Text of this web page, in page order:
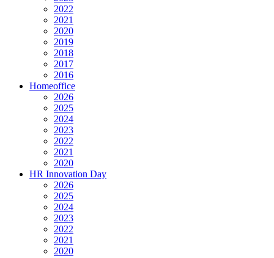
2022
2021
2020
2019
2018
2017
2016
Homeoffice
2026
2025
2024
2023
2022
2021
2020
HR Innovation Day
2026
2025
2024
2023
2022
2021
2020